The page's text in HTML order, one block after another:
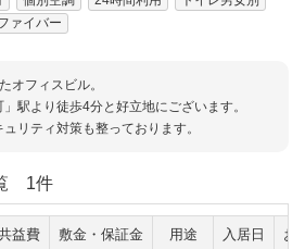
ァイバー
オフィスビル。
駅より徒歩4分と好立地にございます。
リティ対策も整っております。
1件
益費 敷金・保証金 用途 入居日 お